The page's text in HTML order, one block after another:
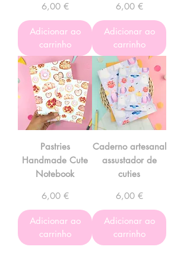
Preço
6,00 €
Adicionar ao
carrinho
Preço
6,00 €
Adicionar ao
carrinho
Pastries
Handmade Cute
Notebook
Preço
6,00 €
Adicionar ao
carrinho
Caderno artesanal
assustador de
cuties
Preço
6,00 €
Adicionar ao
carrinho